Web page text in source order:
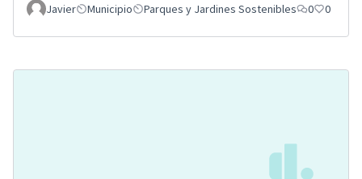
Javier Municipio Parques y Jardines Sostenibles 0 0